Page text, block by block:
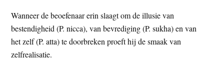
Wanneer de beoefenaar erin slaagt om de illusie van
bestendigheid (P. nicca), van bevrediging (P. sukha) en van
het zelf (P. atta) te doorbreken proeft hij de smaak van
zelfrealisatie.